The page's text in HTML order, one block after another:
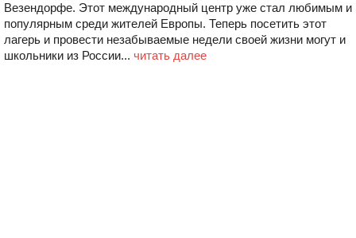
Везендорфе. Этот международный центр уже стал любимым и
популярным среди жителей Европы. Теперь посетить этот
лагерь и провести незабываемые недели своей жизни могут и
школьники из России... читать далее